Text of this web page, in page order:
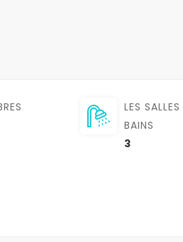
LES
BAINS
3